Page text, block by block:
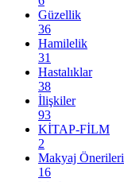
Güzellik
36
Hamilelik
31
Hastalıklar
38
İlişkiler
93
KİTAP-FİLM
2
Makyaj Önerileri
16